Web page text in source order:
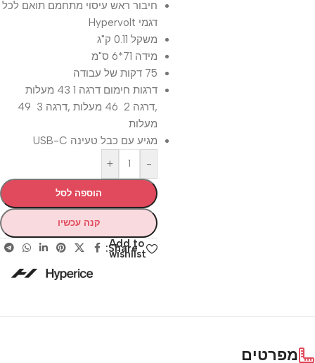
חיבור ראש עיסוי מתחמם תואם לכל
דגמי Hypervolt
משקל 0.11 ק"ג
מידה 71*6 ס"מ
75 דקות של עבודה
דרגות חימום דרגה 1 43 מעלות
,דרגה 2 46 מעלות ,דרגה 3 49
מעלות
מגיע עם כבל טעינה USB-C
-
+
הוספה לסל
קנה עכשיו
Add to
wishlist
Share:
מפרטים